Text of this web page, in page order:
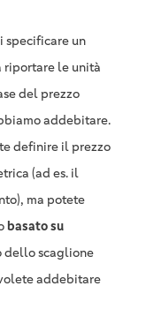
specificare un
riportare le unità
del prezzo
addebitare.
definire il prezzo
(ad es. il
ma potete
basato su
dello scaglione
addebitare